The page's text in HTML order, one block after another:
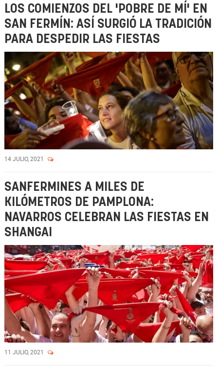
LOS COMIENZOS DEL 'POBRE DE MÍ' EN
SAN FERMÍN: ASÍ SURGIÓ LA TRADICIÓN
PARA DESPEDIR LAS FIESTAS
14 JULIO, 2021
SANFERMINES A MILES DE
KILÓMETROS DE PAMPLONA:
NAVARROS CELEBRAN LAS FIESTAS EN
SHANGAI
11 JULIO, 2021